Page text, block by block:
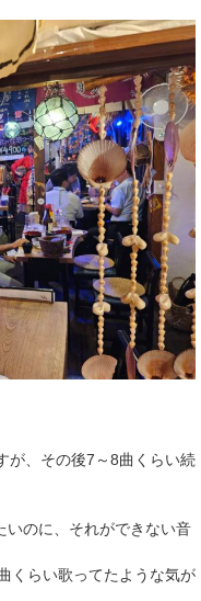
が、その後7～8曲くらい続
いのに、それができない音
くらい歌ってたような気が